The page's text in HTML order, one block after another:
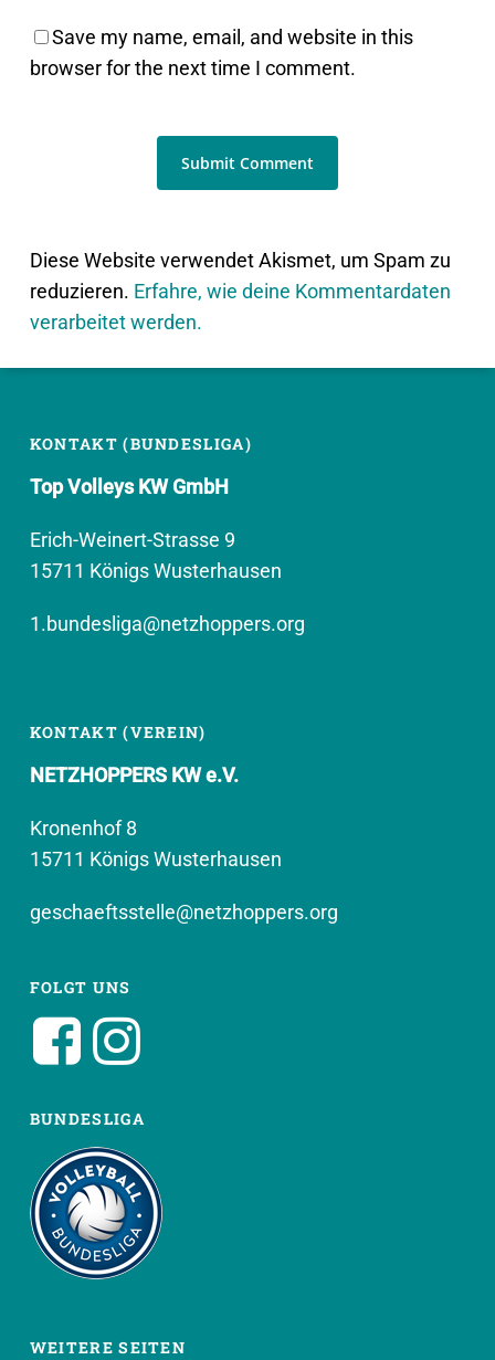
Save my name, email, and website in this
browser for the next time I comment.
Diese Website verwendet Akismet, um Spam zu
reduzieren. Erfahre, wie deine Kommentardaten
verarbeitet werden.
KONTAKT (BUNDESLIGA)
Top Volleys KW GmbH
Erich-Weinert-Strasse 9
15711 Königs Wusterhausen
1.bundesliga@netzhoppers.org
KONTAKT (VEREIN)
NETZHOPPERS KW e.V.
Kronenhof 8
15711 Königs Wusterhausen
geschaeftsstelle@netzhoppers.org
FOLGT UNS
BUNDESLIGA
WEITERE SEITEN